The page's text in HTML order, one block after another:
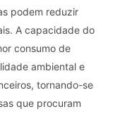
podem reduzir
A capacidade do
consumo de
ambiental e
tornando-se
que procuram